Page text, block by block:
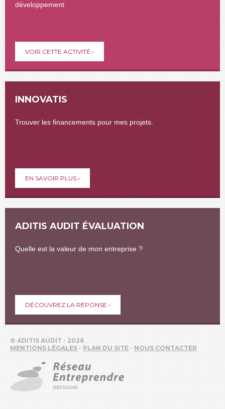
développement
VOIR CETTE ACTIVITÉ ›
INNOVATIS
Trouver les financements pour mes projets.
EN SAVOIR PLUS ›
ADITIS AUDIT ÉVALUATION
Quelle est la valeur de mon entreprise ?
DÉCOUVREZ LA RÉPONSE ›
© ADITIS AUDIT - 2026
MENTIONS LÉGALES - PLAN DU SITE - NOUS CONTACTER